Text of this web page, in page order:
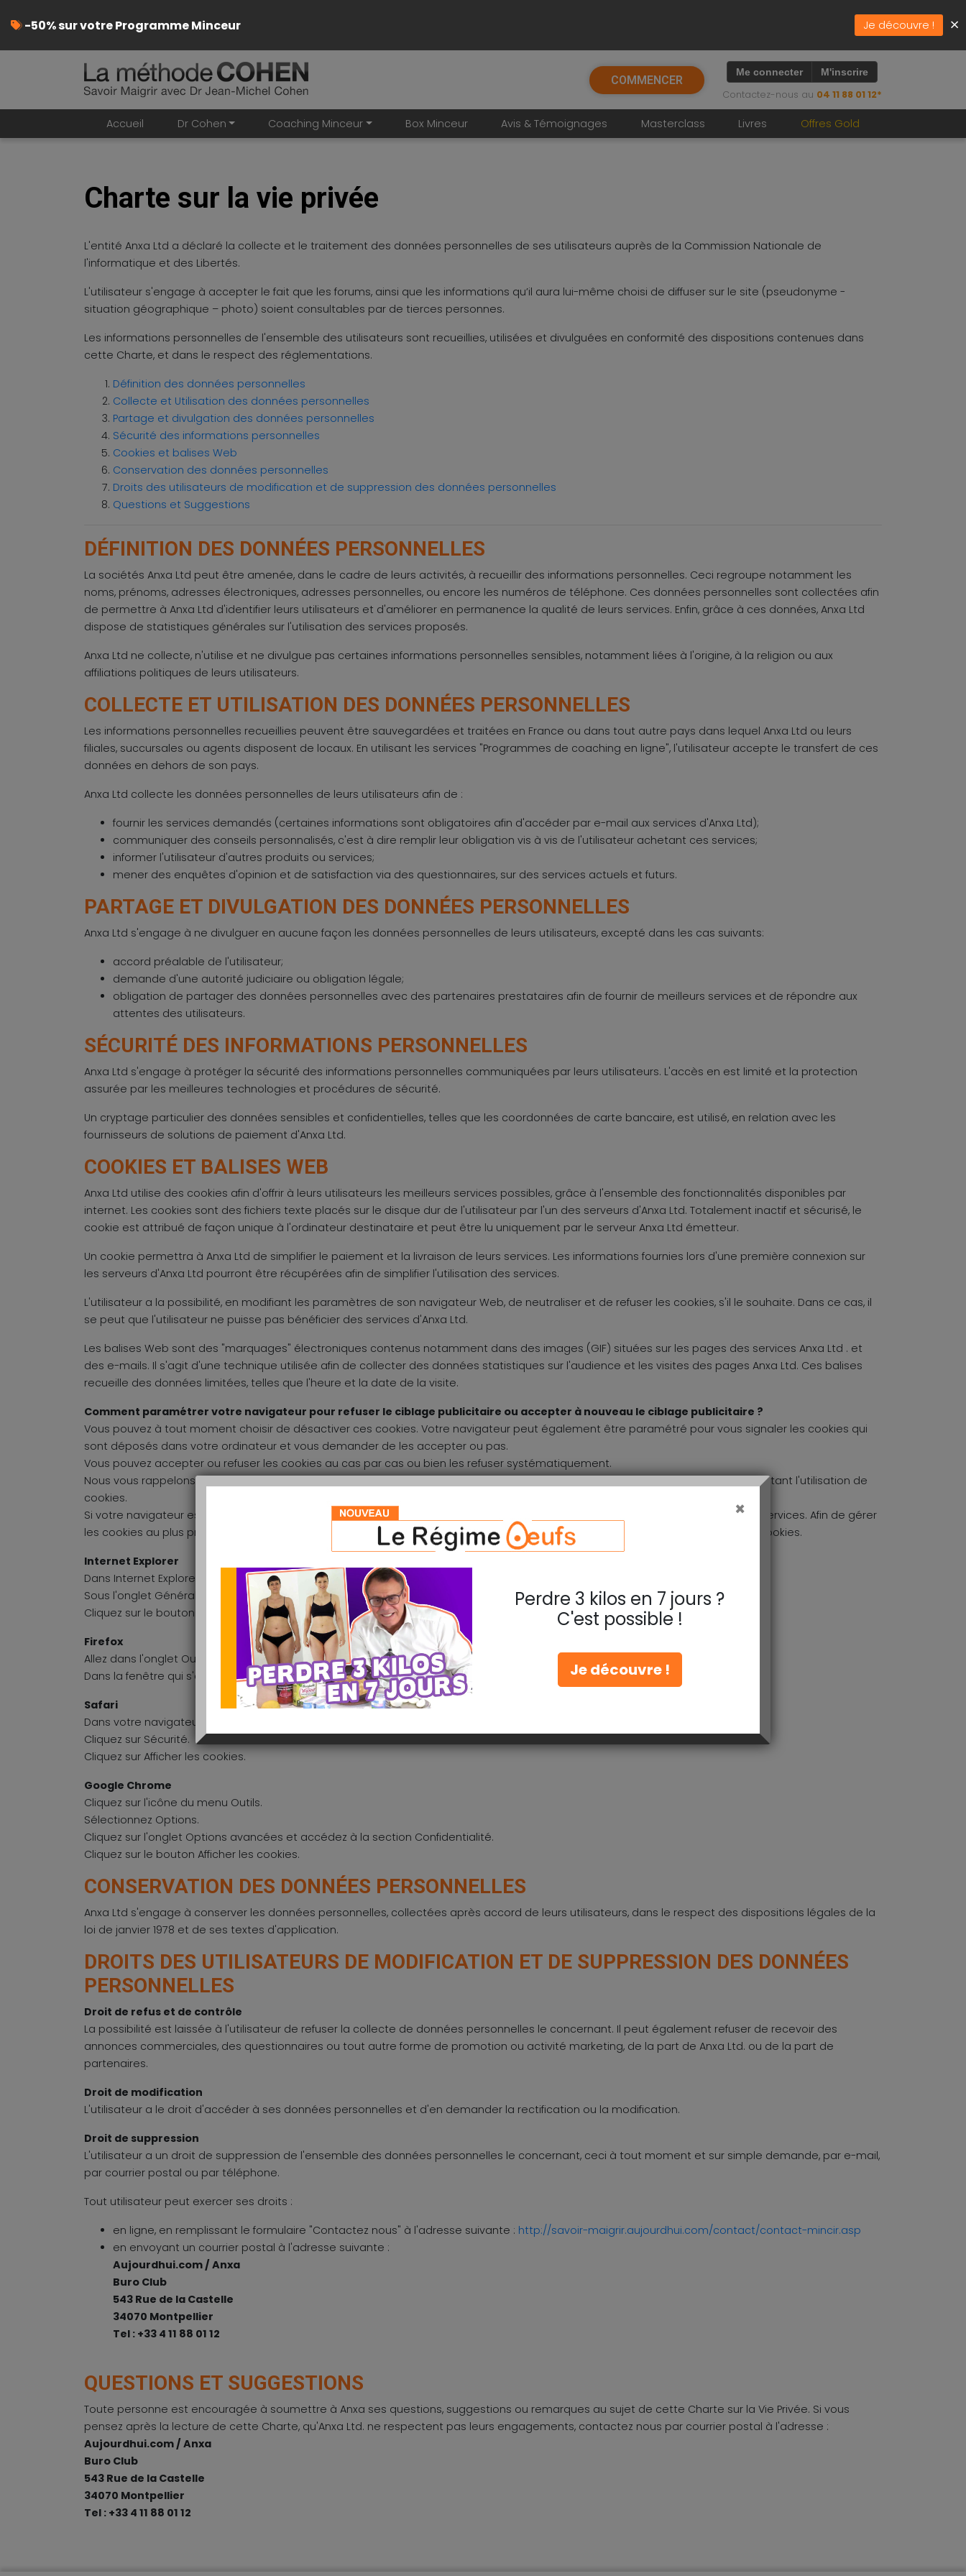
COMMENCER
Me connecter M'inscrire
Contactez-nous au 04 11 88 01 12*
Accueil Dr Cohen Coaching Minceur Box Minceur Avis & Témoignages Masterclass Livres Offres Gold
Charte sur la vie privée
L'entité Anxa Ltd a déclaré la collecte et le traitement des données personnelles de ses utilisateurs auprès de la Commission Nationale de
l'informatique et des Libertés.
L'utilisateur s'engage à accepter le fait que les forums, ainsi que les informations qu’il aura lui-même choisi de diffuser sur le site (pseudonyme -
situation géographique – photo) soient consultables par de tierces personnes.
Les informations personnelles de l'ensemble des utilisateurs sont recueillies, utilisées et divulguées en conformité des dispositions contenues dans
cette Charte, et dans le respect des réglementations.
Définition des données personnelles
Collecte et Utilisation des données personnelles
Partage et divulgation des données personnelles
Sécurité des informations personnelles
Cookies et balises Web
Conservation des données personnelles
Droits des utilisateurs de modification et de suppression des données personnelles
Questions et Suggestions
DÉFINITION DES DONNÉES PERSONNELLES
La sociétés Anxa Ltd peut être amenée, dans le cadre de leurs activités, à recueillir des informations personnelles. Ceci regroupe notamment les
noms, prénoms, adresses électroniques, adresses personnelles, ou encore les numéros de téléphone. Ces données personnelles sont collectées afin
de permettre à Anxa Ltd d'identifier leurs utilisateurs et d'améliorer en permanence la qualité de leurs services. Enfin, grâce à ces données, Anxa Ltd
dispose de statistiques générales sur l'utilisation des services proposés.
Anxa Ltd ne collecte, n'utilise et ne divulgue pas certaines informations personnelles sensibles, notamment liées à l'origine, à la religion ou aux
affiliations politiques de leurs utilisateurs.
COLLECTE ET UTILISATION DES DONNÉES PERSONNELLES
Les informations personnelles recueillies peuvent être sauvegardées et traitées en France ou dans tout autre pays dans lequel Anxa Ltd ou leurs
filiales, succursales ou agents disposent de locaux. En utilisant les services "Programmes de coaching en ligne", l'utilisateur accepte le transfert de ces
données en dehors de son pays.
Anxa Ltd collecte les données personnelles de leurs utilisateurs afin de :
fournir les services demandés (certaines informations sont obligatoires afin d'accéder par e-mail aux services d'Anxa Ltd);
communiquer des conseils personnalisés, c'est à dire remplir leur obligation vis à vis de l'utilisateur achetant ces services;
informer l'utilisateur d'autres produits ou services;
mener des enquêtes d'opinion et de satisfaction via des questionnaires, sur des services actuels et futurs.
PARTAGE ET DIVULGATION DES DONNÉES PERSONNELLES
Anxa Ltd s'engage à ne divulguer en aucune façon les données personnelles de leurs utilisateurs, excepté dans les cas suivants:
accord préalable de l'utilisateur;
demande d'une autorité judiciaire ou obligation légale;
obligation de partager des données personnelles avec des partenaires prestataires afin de fournir de meilleurs services et de répondre aux
attentes des utilisateurs.
SÉCURITÉ DES INFORMATIONS PERSONNELLES
Anxa Ltd s'engage à protéger la sécurité des informations personnelles communiquées par leurs utilisateurs. L'accès en est limité et la protection
assurée par les meilleures technologies et procédures de sécurité.
Un cryptage particulier des données sensibles et confidentielles, telles que les coordonnées de carte bancaire, est utilisé, en relation avec les
fournisseurs de solutions de paiement d'Anxa Ltd.
COOKIES ET BALISES WEB
Anxa Ltd utilise des cookies afin d'offrir à leurs utilisateurs les meilleurs services possibles, grâce à l'ensemble des fonctionnalités disponibles par
internet. Les cookies sont des fichiers texte placés sur le disque dur de l'utilisateur par l'un des serveurs d'Anxa Ltd. Totalement inactif et sécurisé, le
cookie est attribué de façon unique à l'ordinateur destinataire et peut être lu uniquement par le serveur Anxa Ltd émetteur.
Un cookie permettra à Anxa Ltd de simplifier le paiement et la livraison de leurs services. Les informations fournies lors d'une première connexion sur
les serveurs d'Anxa Ltd pourront être récupérées afin de simplifier l'utilisation des services.
L'utilisateur a la possibilité, en modifiant les paramètres de son navigateur Web, de neutraliser et de refuser les cookies, s'il le souhaite. Dans ce cas, il
se peut que l'utilisateur ne puisse pas bénéficier des services d'Anxa Ltd.
Les balises Web sont des "marquages" électroniques contenus notamment dans des images (GIF) situées sur les pages des services Anxa Ltd . et
des e-mails. Il s'agit d'une technique utilisée afin de collecter des données statistiques sur l'audience et les visites des pages Anxa Ltd. Ces balises
recueille des données limitées, telles que l'heure et la date de la visite.
Comment paramétrer votre navigateur pour refuser le ciblage publicitaire ou accepter à nouveau le ciblage publicitaire ?
Vous pouvez à tout moment choisir de désactiver ces cookies. Votre navigateur peut également être paramétré pour vous signaler les cookies qui
sont déposés dans votre ordinateur et vous demander de les accepter ou pas.
Vous pouvez accepter ou refuser les cookies au cas par cas ou bien les refuser systématiquement.
Nous vous rappelons que le paramétrage est susceptible de modifier vos conditions d'accès à nos contenus et services nécessitant l'utilisation de
cookies.
Si votre navigateur est configuré de manière à refuser l'ensemble des cookies, vous ne pourrez pas profiter d'une partie de nos services. Afin de gérer
les cookies au plus près de vos attentes nous vous invitons à paramétrer votre navigateur en tenant compte de la finalité des cookies.
Internet Explorer
Dans Internet Explorer, cliquez sur le bouton Outils, puis sur Options Internet.
Sous l'onglet Général, sous Historique de navigation, cliquez sur Paramètres.
Cliquez sur le bouton Afficher les fichiers.
Firefox
Allez dans l'onglet Outils du navigateur puis sélectionnez le menu Options
Dans la fenêtre qui s'affiche, choisissez Vie privée et cliquez sur Affichez les cookies
Safari
Dans votre navigateur, choisissez le menu Édition > Préférences.
Cliquez sur Sécurité.
Cliquez sur Afficher les cookies.
Google Chrome
Cliquez sur l'icône du menu Outils.
Sélectionnez Options.
Cliquez sur l'onglet Options avancées et accédez à la section Confidentialité.
Cliquez sur le bouton Afficher les cookies.
CONSERVATION DES DONNÉES PERSONNELLES
Anxa Ltd s'engage à conserver les données personnelles, collectées après accord de leurs utilisateurs, dans le respect des dispositions légales de la
loi de janvier 1978 et de ses textes d'application.
DROITS DES UTILISATEURS DE MODIFICATION ET DE SUPPRESSION DES DONNÉES
PERSONNELLES
Droit de refus et de contrôle
La possibilité est laissée à l'utilisateur de refuser la collecte de données personnelles le concernant. Il peut également refuser de recevoir des
annonces commerciales, des questionnaires ou tout autre forme de promotion ou activité marketing, de la part de Anxa Ltd. ou de la part de
partenaires.
Droit de modification
L'utilisateur a le droit d'accéder à ses données personnelles et d'en demander la rectification ou la modification.
Droit de suppression
L'utilisateur a un droit de suppression de l'ensemble des données personnelles le concernant, ceci à tout moment et sur simple demande, par e-mail,
par courrier postal ou par téléphone.
Tout utilisateur peut exercer ses droits :
en ligne, en remplissant le formulaire "Contactez nous" à l'adresse suivante : http://savoir-maigrir.aujourdhui.com/contact/contact-mincir.asp
en envoyant un courrier postal à l'adresse suivante :
Aujourdhui.com / Anxa
Buro Club
543 Rue de la Castelle
34070 Montpellier
Tel : +33 4 11 88 01 12
QUESTIONS ET SUGGESTIONS
Toute personne est encouragée à soumettre à Anxa ses questions, suggestions ou remarques au sujet de cette Charte sur la Vie Privée. Si vous
pensez après la lecture de cette Charte, qu'Anxa Ltd. ne respectent pas leurs engagements, contactez nous par courrier postal à l'adresse :
Aujourdhui.com / Anxa
Buro Club
543 Rue de la Castelle
34070 Montpellier
Tel : +33 4 11 88 01 12
-50% sur votre Programme Minceur Je découvre ! ×
×
Perdre 3 kilos en 7 jours ?
C'est possible !
Je découvre !